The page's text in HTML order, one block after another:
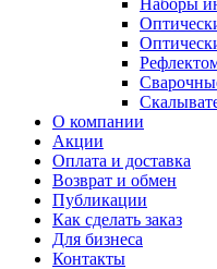
Наборы
О компании
Акции
Оплата и доставка
Возврат и обмен
Публикации
Как сделать заказ
Для бизнеса
Контакты